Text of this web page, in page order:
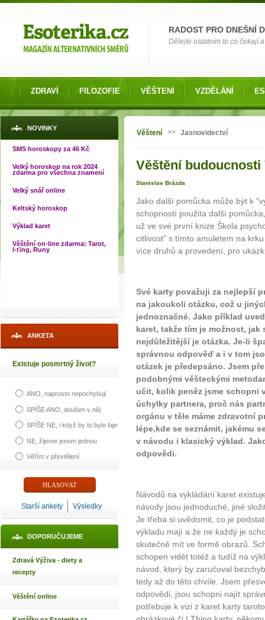
RADOST PRO DNEŠNÍ
Dělejte ostatním to co čekají
ZDRAVÍ FILOZOFIE VĚŠTENÍ VZDĚLÁNÍ
NOVINKY
SMS horoskopy za 46 Kč
Velký horoskop na rok 2024
zdarma pro všechna znamení
Velký snář online
Keltský horoskop
Výklad karet
Věštění on-line zdarma: Tarot,
I-ťing, Runy
ANKETA
Existuje posmrtný život?
ANO, naprosto nepochybuji
SPÍŠE ANO, doufám v něj
SPÍŠE NE, i když by to bylo fajn
NE, žijeme jenom jednou
Věřím v převtělení
Starší ankety Výsledky
DOPORUČUJEME
Zdravá Výživa - diety a
recepty
Věštění online
Jste zde
Věštení >> Jasnovidectví
Věštění budoucnosti
Stanislav Brázda
Jako další pomůcka může být k
schopností použita další
už ve své první knize Škola
citlivost" s tímto amuletem na
více druhů a provedení, pro
Své karty považuji za nejlepší
na jakoukoli otázku, což u
jednoznačné. Jako příklad
karet, takže tím je možnost,
nejdůležitější je otázka. Je-li
správnou odpověď a i v tom
otázek je předepsáno. Jsem
podobnými věšteckými
učit, kolik peněz jsme schopni
úchylky partnera, proč nás
orgánu v těle máme zdravotní
lépe,kde se seznámit, jakému
v návodu i klasický výklad.
odpovědi.
Návodů na vykládání karet
návody jsou jednoduché, jiné
Je třeba si uvědomit, co je
výkladu mají a že ne každý je
skutečně mít ve formě obrazů.
schopen vidět totéž a tudíž na
návod, který by zaručoval
tedy až do této chvíle. Jsem
odpovědi, jsou schopni najít
potřebuje k vizi z karet karty